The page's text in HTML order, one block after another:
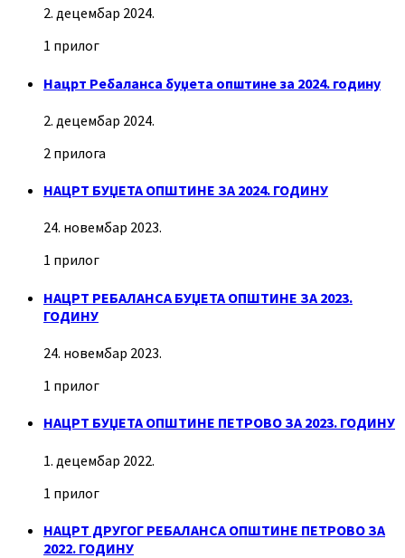
2. децембар 2024.
1 прилог
Нацрт Ребаланса буџета општине за 2024. годину
2. децембар 2024.
2 прилога
НАЦРТ БУЏЕТА ОПШТИНЕ ЗА 2024. ГОДИНУ
24. новембар 2023.
1 прилог
НАЦРТ РЕБАЛАНСА БУЏЕТА ОПШТИНЕ ЗА 2023.
ГОДИНУ
24. новембар 2023.
1 прилог
НАЦРТ БУЏЕТА ОПШТИНЕ ПЕТРОВО ЗА 2023. ГОДИНУ
1. децембар 2022.
1 прилог
НАЦРТ ДРУГОГ РЕБАЛАНСА ОПШТИНЕ ПЕТРОВО ЗА
2022. ГОДИНУ